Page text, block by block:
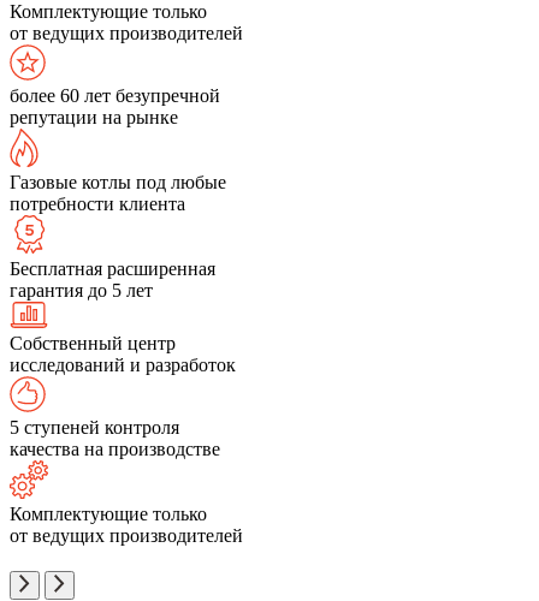
Комплектующие только
от ведущих производителей
более 60 лет безупречной
репутации на рынке
Газовые котлы под любые
потребности клиента
Бесплатная расширенная
гарантия до 5 лет
Собственный центр
исследований и разработок
5 ступеней контроля
качества на производстве
Комплектующие только
от ведущих производителей